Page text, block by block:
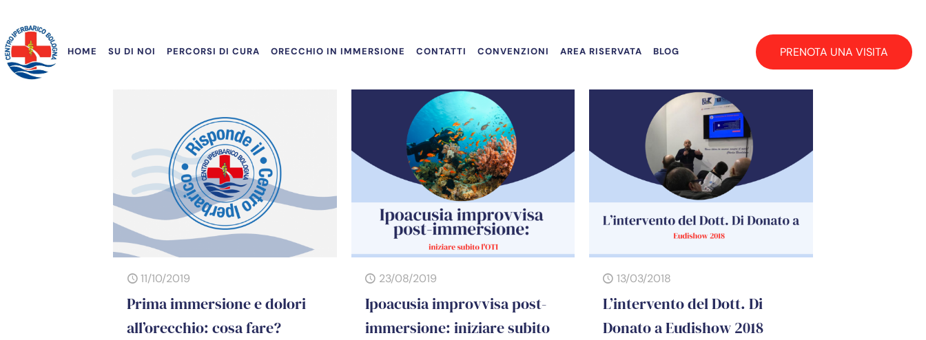
HOME SU DI NOI PERCORSI DI CURA ORECCHIO IN IMMERSIONE CONTATTI CONVENZIONI AREA RISERVATA BLOG PRENOTA UNA VISITA
11/10/2019
Prima immersione e dolori
all’orecchio: cosa fare?
23/08/2019
Ipoacusia improvvisa post-
immersione: iniziare subito
13/03/2018
L’intervento del Dott. Di
Donato a Eudishow 2018